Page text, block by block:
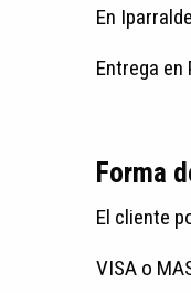
En
Entrega
Forma
El cliente
VISA o